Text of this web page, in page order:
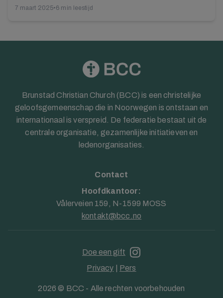
7 maart 2025•6 min leestijd
Brunstad Christian Church (BCC) is een christelijke
geloofsgemeenschap die in Noorwegen is ontstaan en
internationaal is verspreid. De federatie bestaat uit de
centrale organisatie, gezamenlijke initiatieven en
ledenorganisaties.
Contact
Hoofdkantoor:
Vålerveien 159, N-1599 MOSS
kontakt@bcc.no
Privacy Pers
2026 © BCC - Alle rechten voorbehouden
Doe een gift